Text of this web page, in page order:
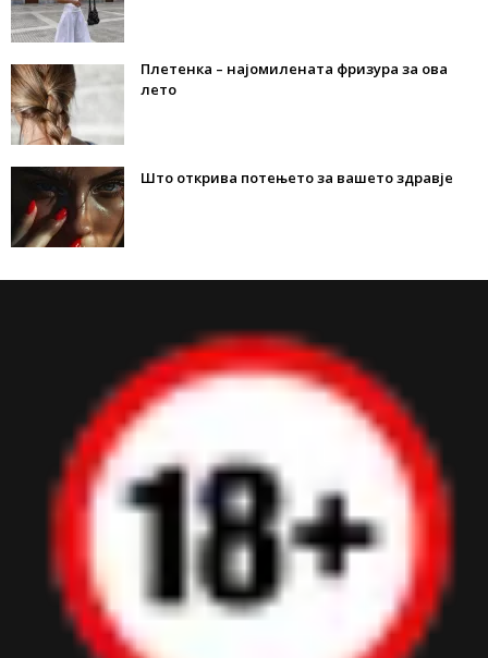
Плетенка – најомилената фризура за ова
лето
Што открива потењето за вашето здравје